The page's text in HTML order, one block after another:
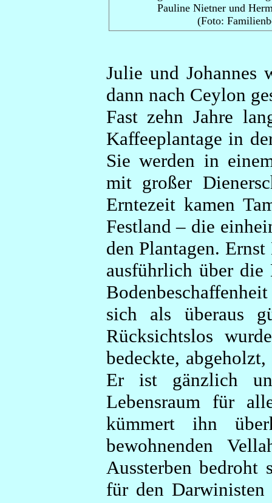
Pauline Nietner und
(Foto:
Julie und Johannes
dann nach Ceylon
Fast zehn Jahre
Kaffeeplantage in
Sie werden in
mit großer
Erntezeit kamen
Festland – die
den Plantagen.
ausführlich über
sich als überaus
Rücksichtslos
bedeckte,
Er ist gänzlich
Lebensraum für
kümmert ihn
bewohnenden
Aussterben bedroht
für den